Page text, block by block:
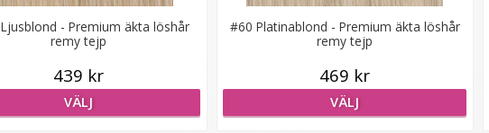
- Premium äkta löshår
remy tejp
439 kr
VÄLJ
#60 Platinablond - Premium äkta löshår
remy tejp
469 kr
VÄLJ